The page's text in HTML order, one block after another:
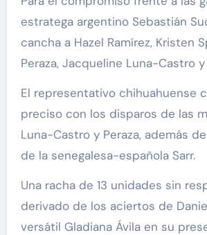
estratega argentino Sebastián
cancha a Hazel Ramírez, Kristen
Peraza, Jacqueline Luna-Castro y
El representativo chihuahuense
preciso con los disparos de las
Luna-Castro y Peraza, además
de la senegalesa-española Sarr.
Una racha de 13 unidades sin
derivado de los aciertos de
versátil Gladiana Ávila en su